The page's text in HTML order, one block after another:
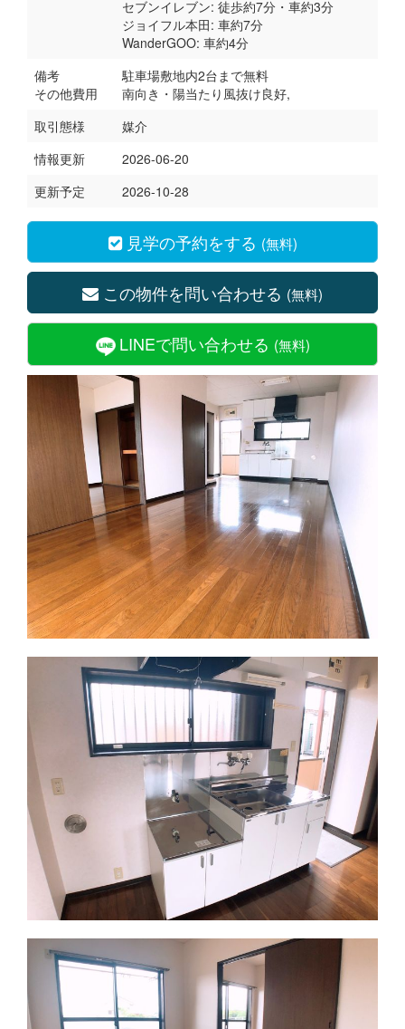
セブンイレブン: 徒歩約7分・車約3分
ジョイフル本田: 車約7分
WanderGOO: 車約4分
備考
その他費用
駐車場敷地内2台まで無料
南向き・陽当たり風抜け良好,
取引態様
媒介
情報更新
2026-06-20
更新予定
2026-10-28
見学の予約をする (無料)
この物件を問い合わせる (無料)
LINEで問い合わせる (無料)